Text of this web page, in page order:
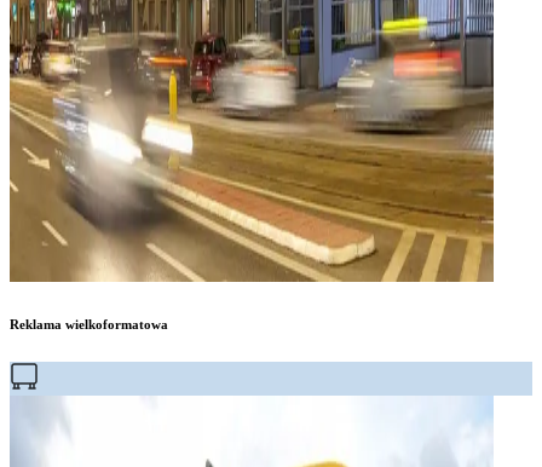
Reklama wielkoformatowa